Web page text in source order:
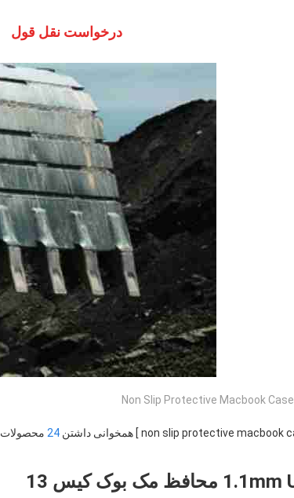
درخواست نقل قول
Non Slip Protective Macbook Case
24 محصولات.
1.1mm Ultra Slim محافظ مک بوک کیس 13